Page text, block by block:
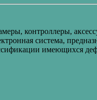
контроллеры,
система,
имеющихся